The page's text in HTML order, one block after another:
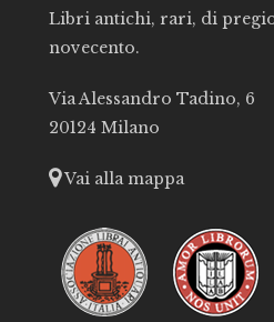
Libri antichi, rari, di
novecento.
Via Alessandro Tadino, 6
20124 Milano
Vai alla mappa